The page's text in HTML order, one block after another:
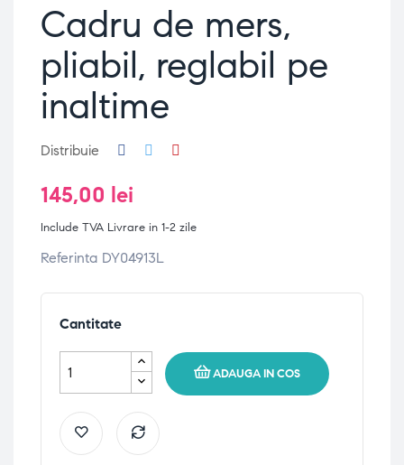
Cadru de mers,
pliabil, reglabil pe
inaltime
Distribuie
145,00 lei
Include TVA Livrare in 1-2 zile
Referinta DY04913L
Cantitate
ADAUGA IN COS